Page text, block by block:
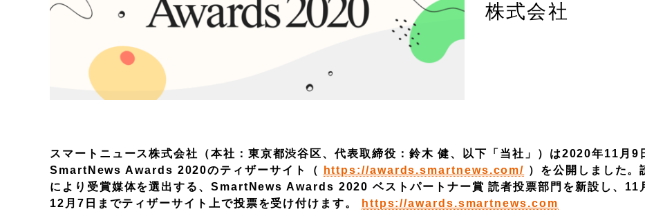
株式会社
スマートニュース株式会社（本社：東京都渋谷区、代表取締役：鈴木 健、以下「当社」）は2020年11月9
SmartNews Awards 2020のティザーサイト（
https://awards.smartnews.com/ ）を公開しました。
により受賞媒体を選出する、SmartNews Awards 2020 ベストパートナー賞 読者投票部門を新設し、11
12月7日までティザーサイト上で投票を受け付けます。
https://awards.smartnews.com